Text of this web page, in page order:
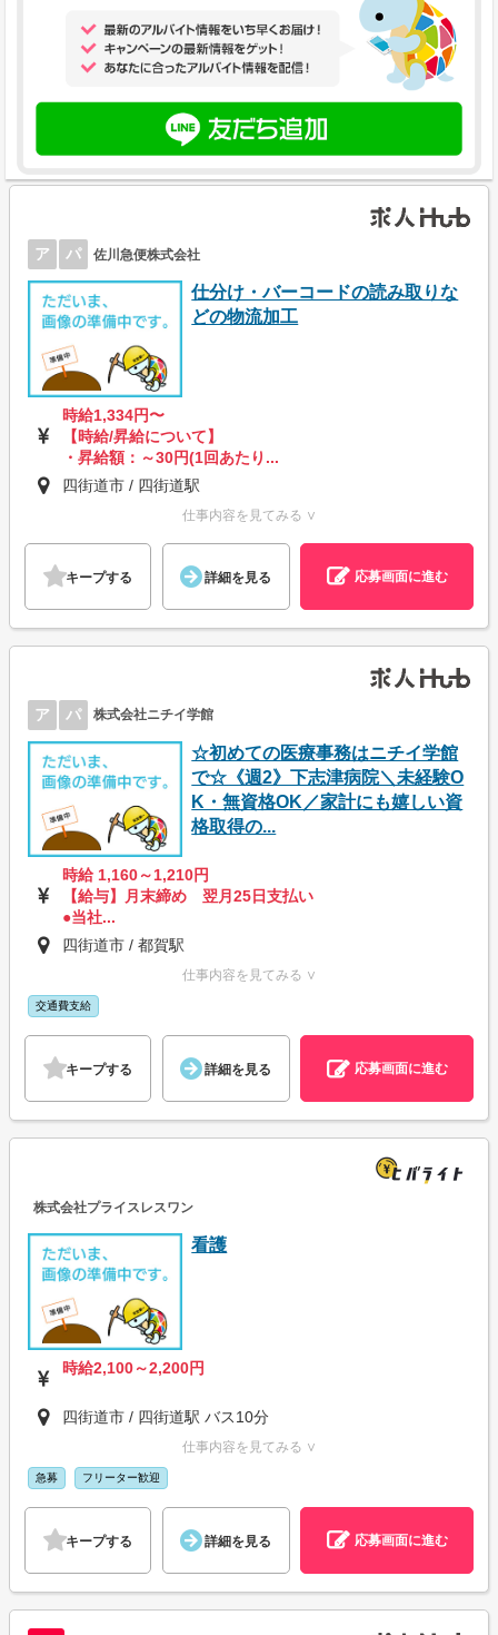
ア パ 佐川急便株式会社
仕分け・バーコードの読み取りな
どの物流加工
時給1,334円〜
【時給/昇給について】
・昇給額：～30円(1回あたり...
四街道市 / 四街道駅
仕事内容を見てみる ∨
キープする 詳細を見る 応募画面に進む
ア パ 株式会社ニチイ学館
☆初めての医療事務はニチイ学館
で☆《週2》下志津病院＼未経験O
K・無資格OK／家計にも嬉しい資
格取得の...
時給 1,160～1,210円
【給与】月末締め 翌月25日支払い
●当社...
四街道市 / 都賀駅
仕事内容を見てみる ∨
交通費支給
キープする 詳細を見る 応募画面に進む
株式会社プライスレスワン
看護
時給2,100～2,200円
四街道市 / 四街道駅 バス10分
仕事内容を見てみる ∨
急募 フリーター歓迎
キープする 詳細を見る 応募画面に進む